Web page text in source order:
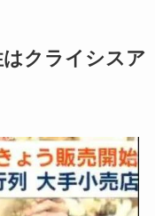
クライシスア